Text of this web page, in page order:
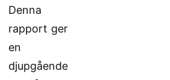
Denna
rapport ger
en
djupgående